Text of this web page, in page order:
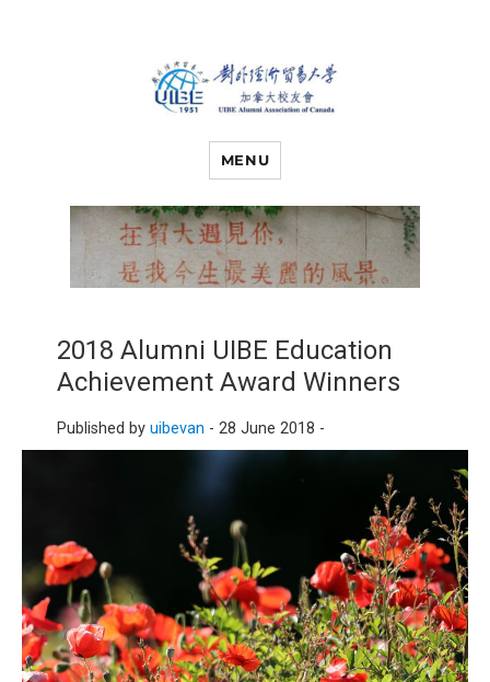
对外经济贸易
大学加拿大校
友会
MENU
2018 Alumni UIBE Education
Achievement Award Winners
Published by uibevan - 28 June 2018 -